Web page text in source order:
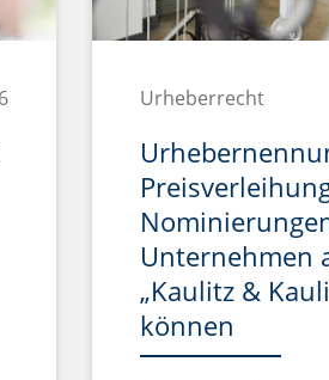
Urheberrecht
Unternehmen
„Kaulitz &
können